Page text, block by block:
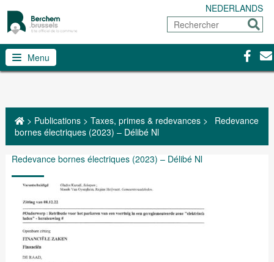
NEDERLANDS
Rechercher
Menu
> Publications> Taxes, primes & redevances>
Redevance
bornes électriques (2023) – Délibé Nl
Redevance bornes électriques (2023) – Délibé Nl